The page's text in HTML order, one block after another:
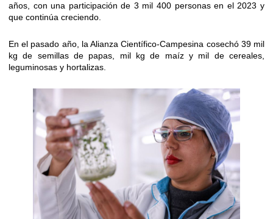
años, con una participación de 3 mil 400 personas en el 2023 y
que continúa creciendo.
En el pasado año, la Alianza Científico-Campesina cosechó 39 mil
kg de semillas de papas, mil kg de maíz y mil de cereales,
leguminosas y hortalizas.